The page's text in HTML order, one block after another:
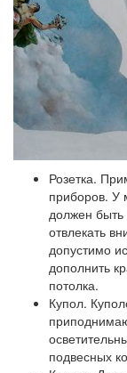
Розетка.
приборов. У
должен
отвлекать
допустимо
дополнить
потолка.
Купол.
подвесных